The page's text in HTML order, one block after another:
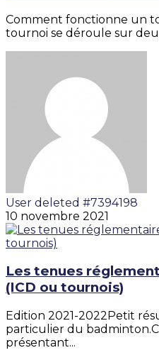
Comment fonctionne un
tournoi se déroule sur
User deleted #7394198
10 novembre 2021
Les tenues
(ICD ou tournois)
Edition 2021-2022Petit
particulier du
présentant...